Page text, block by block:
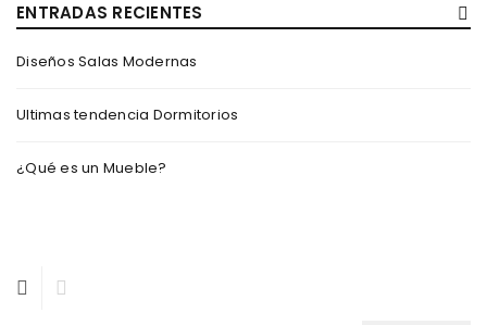
ENTRADAS RECIENTES
Diseños Salas Modernas
Ultimas tendencia Dormitorios
¿Qué es un Mueble?